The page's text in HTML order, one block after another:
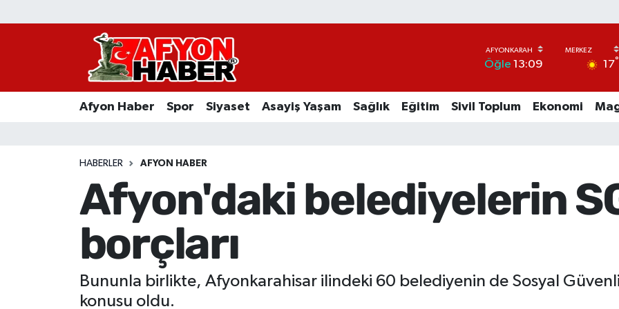
Öğle 13:09 17°
Afyon Haber Spor Siyaset Asayiş Yaşam Sağlık Eğitim Sivil Toplum Ekonomi
HABERLER AFYON HABER
Afyon'daki belediyelerin
borçları
Bununla birlikte, Afyonkarahisar ilindeki 60 belediyenin de Sosyal
konusu oldu.
Afyon Haber
Asayiş Yaşam
Sivil Toplum
Ekonomi